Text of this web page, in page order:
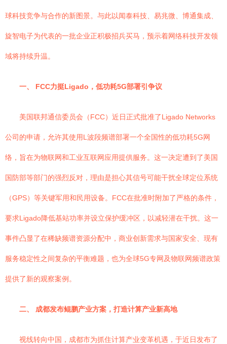
球科技竞争与合作的新图景。与此以闻泰科技、易兆微、博通集成、
旋智电子为代表的一批企业正积极招兵买马，预示着网络科技开发领
域将持续升温。
一、 FCC力挺Ligado，低功耗5G部署引争议
美国联邦通信委员会（FCC）近日正式批准了Ligado Networks
公司的申请，允许其使用L波段频谱部署一个全国性的低功耗5G网
络，旨在为物联网和工业互联网应用提供服务。这一决定遭到了美国
国防部等部门的强烈反对，理由是担心其信号可能干扰全球定位系统
（GPS）等关键军用和民用设备。FCC在批准时附加了严格的条件，
要求Ligado降低基站功率并设立保护缓冲区，以减轻潜在干扰。这一
事件凸显了在稀缺频谱资源分配中，商业创新需求与国家安全、现有
服务稳定性之间复杂的平衡难题，也为全球5G专网及物联网频谱政策
提供了新的观察案例。
二、 成都发布鲲鹏产业方案，打造计算产业新高地
视线转向中国，成都市为抓住计算产业变革机遇，于近日发布了